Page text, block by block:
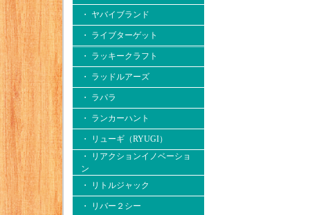
・ ヤバイブランド
・ ライブターゲット
・ ラッキークラフト
・ ラッドルアーズ
・ ラパラ
・ ランカーハント
・ リューギ（RYUGI）
・ リアクションイノベーショ
ン
・ リトルジャック
・ リバー２シー